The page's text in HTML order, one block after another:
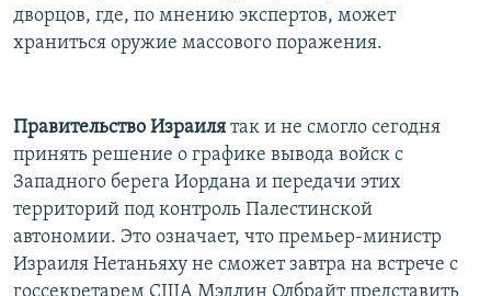
дворцов, где, по мнению экспертов, может
храниться оружие массового поражения.
Правительство Израиля так и не смогло сегодня
принять решение о графике вывода войск с
Западного берега Иордана и передачи этих
территорий под контроль Палестинской
автономии. Это означает, что премьер-министр
Израиля Нетаньяху не сможет завтра на встрече с